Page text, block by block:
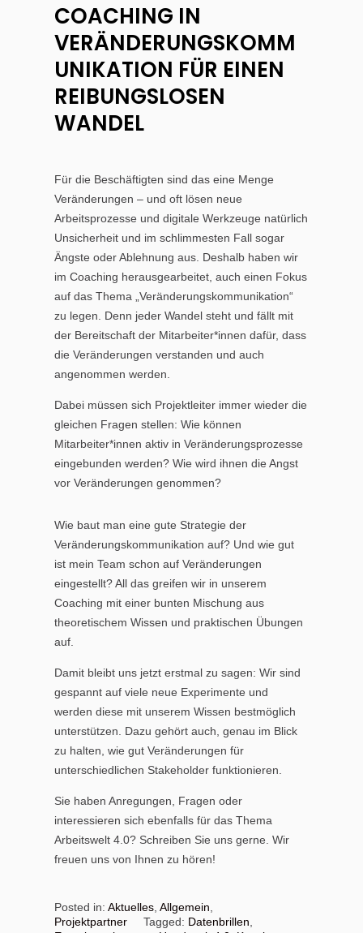
COACHING IN
VERÄNDERUNGSKOMM
UNIKATION FÜR EINEN
REIBUNGSLOSEN
WANDEL
Für die Beschäftigten sind das eine Menge
Veränderungen – und oft lösen neue
Arbeitsprozesse und digitale Werkzeuge natürlich
Unsicherheit und im schlimmesten Fall sogar
Ängste oder Ablehnung aus. Deshalb haben wir
im Coaching herausgearbeitet, auch einen Fokus
auf das Thema „Veränderungskommunikation“
zu legen. Denn jeder Wandel steht und fällt mit
der Bereitschaft der Mitarbeiter*innen dafür, dass
die Veränderungen verstanden und auch
angenommen werden.
Dabei müssen sich Projektleiter immer wieder die
gleichen Fragen stellen: Wie können
Mitarbeiter*innen aktiv in Veränderungsprozesse
eingebunden werden? Wie wird ihnen die Angst
vor Veränderungen genommen?
Wie baut man eine gute Strategie der
Veränderungskommunikation auf? Und wie gut
ist mein Team schon auf Veränderungen
eingestellt? All das greifen wir in unserem
Coaching mit einer bunten Mischung aus
theoretischem Wissen und praktischen Übungen
auf.
Damit bleibt uns jetzt erstmal zu sagen: Wir sind
gespannt auf viele neue Experimente und
werden diese mit unserem Wissen bestmöglich
unterstützen. Dazu gehört auch, genau im Blick
zu halten, wie gut Veränderungen für
unterschiedlichen Stakeholder funktionieren.
Sie haben Anregungen, Fragen oder
interessieren sich ebenfalls für das Thema
Arbeitswelt 4.0? Schreiben Sie uns gerne. Wir
freuen uns von Ihnen zu hören!
Posted in:Aktuelles ,Allgemein
Projektpartner
Tagged: Datenbrillen